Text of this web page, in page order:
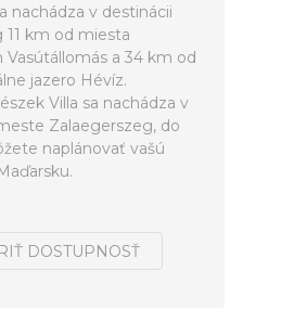
nachádza v destinácii
11 km od miesta
Vasútállomás a 34 km od
jazero Hévíz.
Villa sa nachádza v
Zalaegerszeg, do
naplánovať vašú
DOSTUPNOSŤ